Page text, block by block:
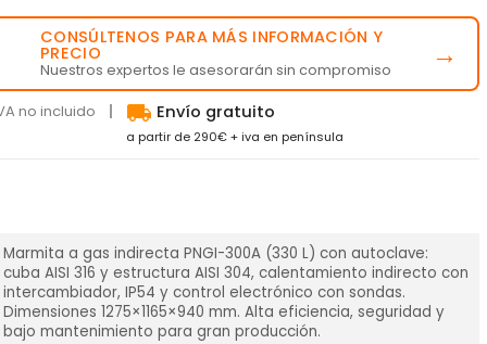
CONSÚLTENOS PARA MÁS INFORMACIÓN Y
PRECIO
Nuestros expertos le asesorarán sin compromiso →
no incluido local_shipping Envío gratuito
a partir de 290€ + iva en península
Marmita a gas indirecta PNGI-300A (330 L) con autoclave:
cuba AISI 316 y estructura AISI 304, calentamiento indirecto con
intercambiador, IP54 y control electrónico con sondas.
Dimensiones 1275×1165×940 mm. Alta eficiencia, seguridad y
bajo mantenimiento para gran producción.